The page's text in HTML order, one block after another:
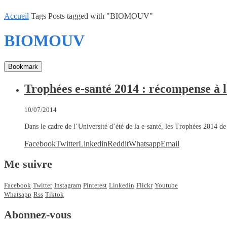
Accueil Tags Posts tagged with "BIOMOUV"
BIOMOUV
Bookmark
Trophées e-santé 2014 : récompense à
10/07/2014
Dans le cadre de l’Université d’été de la e-santé, les Trophées 2014
FacebookTwitterLinkedinRedditWhatsappEmail
Me suivre
Facebook Twitter Instagram Pinterest Linkedin Flickr Youtube
Whatsapp Rss Tiktok
Abonnez-vous